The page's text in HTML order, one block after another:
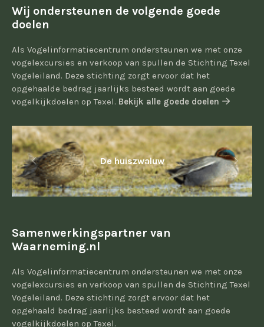
Wij ondersteunen de volgende goede
doelen
Als Vogelinformatiecentrum ondersteunen we met onze
vogelexcursies en verkoop van spullen de Stichting Texel
Vogeleiland. Deze stichting zorgt ervoor dat het
opgehaalde bedrag jaarlijks besteed wordt aan goede
vogelkijkdoelen op Texel. Bekijk alle goede doelen
De huiszwaluw
Samenwerkingspartner van
Waarneming.nl
Als Vogelinformatiecentrum ondersteunen we met onze
vogelexcursies en verkoop van spullen de Stichting Texel
Vogeleiland. Deze stichting zorgt ervoor dat het
opgehaald bedrag jaarlijks besteed wordt aan goede
vogelkijkdoelen op Texel.